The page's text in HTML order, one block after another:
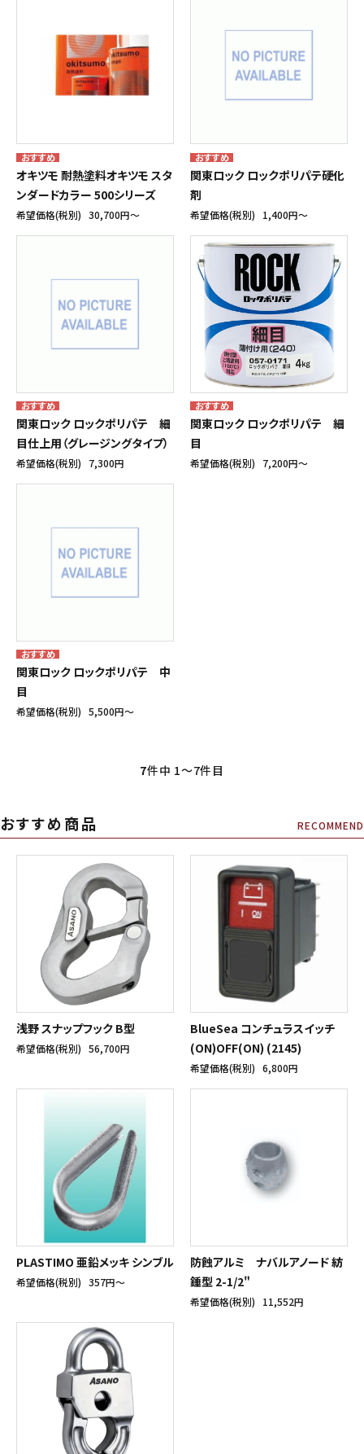
オキツモ 耐熱塗料オキツモ スタ
ンダードカラー 500シリーズ
希望価格(税別) 30,700円〜
関東ロック ロックポリパテ硬化
剤
希望価格(税別) 1,400円〜
関東ロック ロックポリパテ 細
目仕上用（グレージングタイプ）
希望価格(税別) 7,300円
関東ロック ロックポリパテ 細
目
希望価格(税別) 7,200円〜
関東ロック ロックポリパテ 中
目
希望価格(税別) 5,500円〜
7件中 1〜7件目
おすすめ商品 RECOMMEND
浅野 スナップフック B型
希望価格(税別) 56,700円
BlueSea コンチュラスイッチ
(ON)OFF(ON) (2145)
希望価格(税別) 6,800円
PLASTIMO 亜鉛メッキ シンブル
希望価格(税別) 357円〜
防蝕アルミ ナバルアノード 紡
錘型 2-1/2"
希望価格(税別) 11,552円